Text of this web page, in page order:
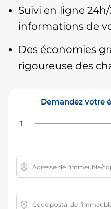
Suivi en ligne
informations de
Des économies
rigoureuse des
Demandez votre
1
Adresse de l'immeuble/
Code postal de